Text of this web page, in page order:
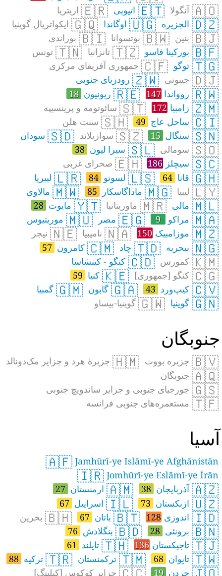
🇦🇴آنگولا 🇪🇹اتیوپی 🇪🇷اریتریا
🇩🇿الجزیره 🇺🇬اوگاندا 🇬🇶ایکواتریال گوینیا
🇧🇯بنین 🇧🇼بوتسوانا 🇧🇮بوراندی
🇧🇫بورکینا فاسو 🇹🇿تانزانیا 🇹🇳تونس
🇹🇬توگو 🇨🇫جمهوری آفریقای مرکزی
🇩🇯جیبوتی 🇿🇼رودزیای جنوبی
🇷🇼روواندا 147
🇷🇪ریونیون 18
🇿🇲زامبیا 172
🇸🇹سائوتومه و پرینسیپه
🇨🇮ساحل عاج 49
🇸🇭سنت هلن
🇸🇳سنگال 15
🇸🇿سوازیلاند 🇸🇩سودان
🇸🇴سومالی 🇸🇱سیرا لیون 38
🇸🇨سیچلز 186
🇪🇭صحرای غربی
🇬🇭قانا 64
🇱🇸لسوتو 84
🇱🇷لیبریا
🇱🇾لیبیا 🇲🇬ماداگاسکار 85
🇲🇼مالاوی
🇲🇱مالی 🇲🇷ماوریتانیا 🇾🇹مایوت 28
🇲🇦مراکو 9
🇪🇬مصر 🇲🇺موریتیوس
🇲🇿موزامبیک 150
🇳🇦نامیبیا 🇳🇪نیجر
🇳🇬نیجریه 🇹🇩چاد 🇨🇲کامرون 57
🇰🇲کمورس 🇨🇩کنگو - کینشاسا
🇨🇬کنگو [جمهوری] 🇰🇪کنیا 59
🇨🇻کیپ‌ورد 43
🇬🇦گابون 🇬🇲گمبیا
🇬🇳گوینیا 🇬🇼گوینیا-بیساو
جنوبگان
🇧🇻جزیره بووت 🇭🇲جزیرهٔ هرد و جزایر مک‌دونالد
🇦🇶جنوبگان
🇬🇸جورجیای جنوبی و جزایر ساندویچ جنوبی
🇹🇫مستعمره‌های جنوبی فرانسه
آسیا
🇦🇫Jamhūrī-ye Islāmī-ye Afghānistān
🇮🇷Jomhūrī-ye Eslāmī-ye Īrān
🇦🇿آذربایجان 38
🇦🇲ارمنستان 27
🇺🇿ازبکستان 73
🇮🇱اسراییل 67
🇮🇩اندوزی 128
🇧🇹باتان 67
🇧🇭بحرین
🇧🇳برونئی 28
🇧🇩بنگلادش 76
🇹🇯تاجیکستان 136
🇹🇭تایلند 61
🇹🇼تایوان 68
🇹🇲ترکمنستان 🇹🇷ترکیه 88
جردن 19 جزایر کوکوس [کیلینگ]